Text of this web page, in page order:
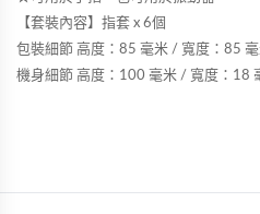
【套裝內容】指套 x 6個
包裝細節 高度：85 毫米 / 寬度：85
機身細節 高度：100 毫米 / 寬度：18